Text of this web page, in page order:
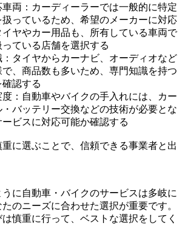
両：カーディーラーでは一般的に特定
っているため、希望のメーカーに対応
イヤやカー用品も、所有している車両で
ている店舗を選択する
タイヤからカーナビ、オーディオなど
、商品数も多いため、専門知識を持つ
認する
：自動車やバイクの手入れには、カー
バッテリー交換などの技術が必要とな
ビスに対応可能か確認する
に選ぶことで、信頼できる事業者と出
に自動車・バイクのサービスは多岐に
のニーズに合わせた選択が重要です。
慎重に行って、ベストな選択をしてく